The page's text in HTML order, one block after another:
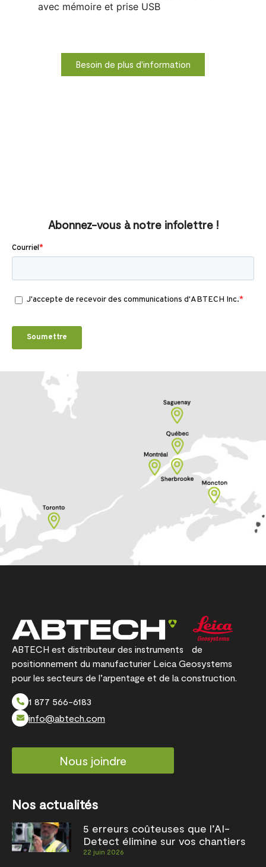
avec mémoire et prise USB
Besoin de plus d'information
Abonnez-vous à notre infolettre !
ABTECH est distributeur des instruments de
positionnement du manufacturier Leica Geosystems
pour les secteurs de l’arpentage et de la construction.
1 877 566-6183
info@abtech.com
Nous joindre
Nos actualités
5 erreurs coûteuses que l’AI-
Detect élimine sur vos chantiers
22 juin 2026